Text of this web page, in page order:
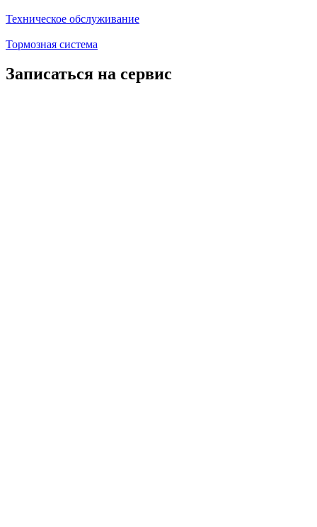
Техническое обслуживание
Тормозная система
Записаться на сервис